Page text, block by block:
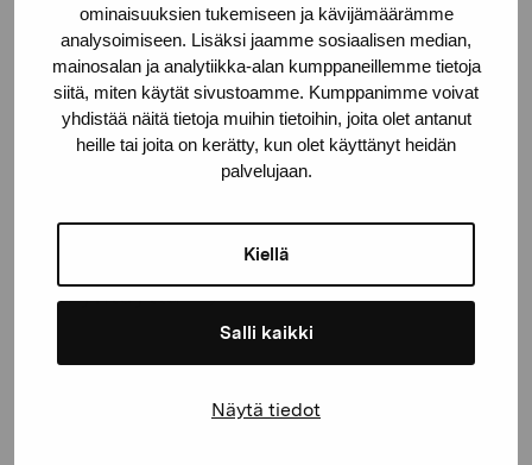
ominaisuuksien tukemiseen ja kävijämäärämme
analysoimiseen. Lisäksi jaamme sosiaalisen median,
mainosalan ja analytiikka-alan kumppaneillemme tietoja
siitä, miten käytät sivustoamme. Kumppanimme voivat
yhdistää näitä tietoja muihin tietoihin, joita olet antanut
heille tai joita on kerätty, kun olet käyttänyt heidän
palvelujaan.
Kiellä
Salli kaikki
Näytä tiedot
Kustaa Vaasan katu 11
10600 Tammisaari
proartibus@proartibus.fi
+358 (0)50 371 6339
Ota yhteyttä